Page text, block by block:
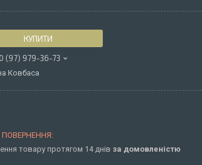
КУПИТИ
(97) 979-36-73
Ковбаса
товару протягом 14 днів за домовленістю